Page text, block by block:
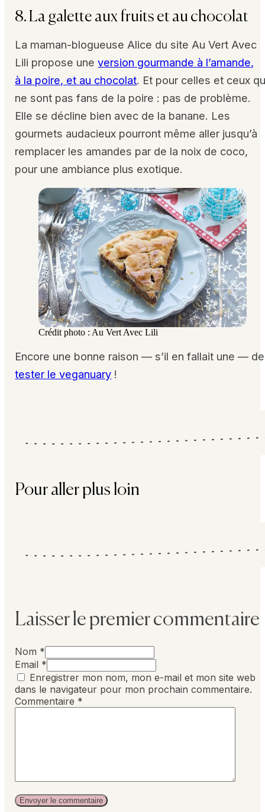
8. La galette aux fruits et au chocolat
La maman-blogueuse Alice du site Au Vert Avec
Lili propose uneversion gourmande à l’amande,
à la poire, et au chocolat. Et pour celles et ceux
ne sont pas fans de la poire : pas de problème.
Elle se décline bien avec de la banane. Les
gourmets audacieux pourront même aller jusqu’à
remplacer les amandes par de la noix de coco,
pour une ambiance plus exotique.
Crédit photo : Au Vert Avec Lili
Encore une bonne raison — s’il en fallait une — de
tester le veganuary !
Pour aller plus loin
Laisser le premier commentaire
Nom *
Email *
Enregistrer mon nom, mon e-mail et mon site web
dans le navigateur pour mon prochain commentaire.
Commentaire *